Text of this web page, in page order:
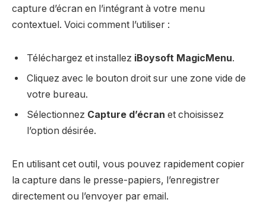
capture d’écran en l’intégrant à votre menu
contextuel. Voici comment l’utiliser :
Téléchargez et installez iBoysoft MagicMenu.
Cliquez avec le bouton droit sur une zone vide de
votre bureau.
Sélectionnez Capture d’écran et choisissez
l’option désirée.
En utilisant cet outil, vous pouvez rapidement copier
la capture dans le presse-papiers, l’enregistrer
directement ou l’envoyer par email.